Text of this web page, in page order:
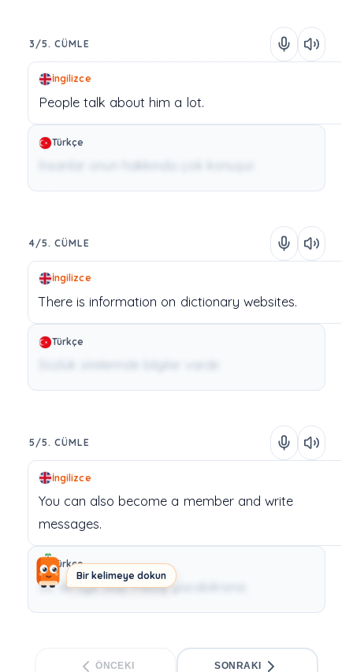
Bir kelimeye dokun
3/5. CÜMLE
İngilizce
People talk about him a lot.
Türkçe
İnsanlar onun hakkında çok konuşur.
4/5. CÜMLE
İngilizce
There is information on dictionary websites.
Türkçe
Sözlük sitelerinde bilgiler vardır.
5/5. CÜMLE
İngilizce
You can also become a member and write
messages.
Türkçe
Siz de üye olup mesaj yazabilirsiniz.
ÖNCEKI SONRAKI